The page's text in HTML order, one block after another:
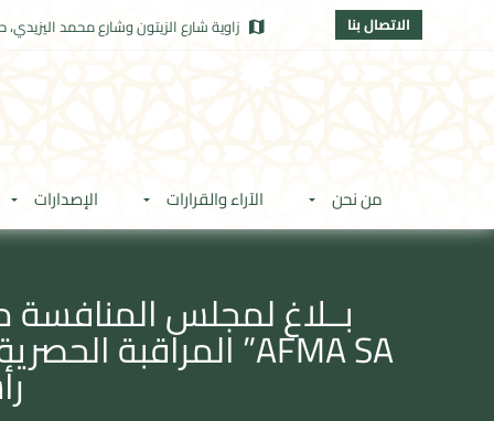
الاتصال بنا زاوية شارع الزيتون وشارع محمد اليزيدي،
من نحن الآراء والقرارات الإصدارات
بــلاغ لمجلس